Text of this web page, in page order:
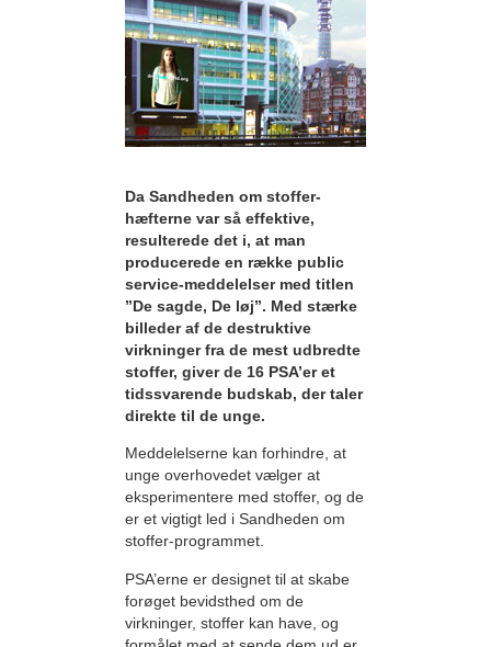
Da Sandheden om stoffer-
hæfterne var så effektive,
resulterede det i, at man
producerede en række public
service-meddelelser med titlen
”De sagde, De løj”. Med stærke
billeder af de destruktive
virkninger fra de mest udbredte
stoffer, giver de 16 PSA’er et
tidssvarende budskab, der taler
direkte til de unge.
Meddelelserne kan forhindre, at
unge overhovedet vælger at
eksperimentere med stoffer, og de
er et vigtigt led i Sandheden om
stoffer-programmet.
PSA’erne er designet til at skabe
forøget bevidsthed om de
virkninger, stoffer kan have, og